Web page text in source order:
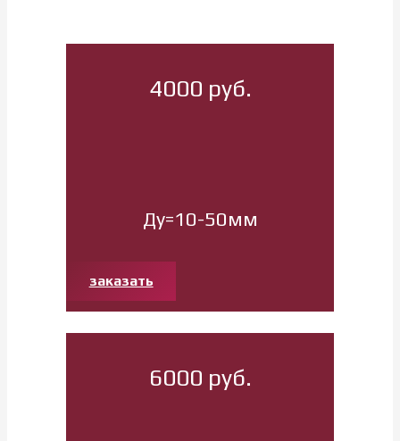
4000 руб.
Ду=10-50мм
заказать
6000 руб.